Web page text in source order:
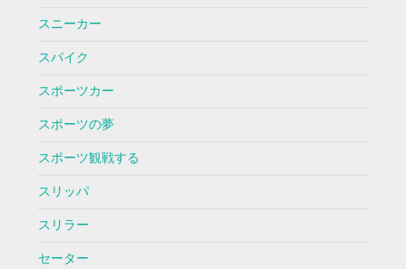
スニーカー
スパイク
スポーツカー
スポーツの夢
スポーツ観戦する
スリッパ
スリラー
セーター